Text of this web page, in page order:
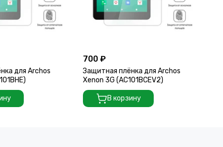
для Archos
700 ₽
Защитная плёнка для Archos
Xenon 3G (AC101BCEV2)
В корзину